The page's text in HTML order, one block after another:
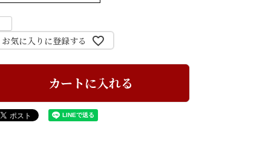
お気に入りに登録する
カートに入れる